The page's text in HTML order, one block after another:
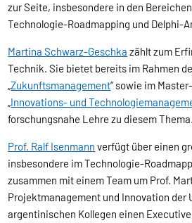
zur Seite, insbesondere in den
Technologie-Roadmapping und Delphi-
Martina Schwarz-Geschka zählt zum
Technik. Sie bietet bereits im Rahmen
„Zukunftsmanagement“ sowie im
„Innovations- und
forschungsnahe Lehre zu diesem Thema.
Prof. Ralf Isenmann verfügt über einen
insbesondere im Technologie-
zusammen mit einem Team um Prof.
Projektmanagement und Innovation der
argentinischen Kollegen einen